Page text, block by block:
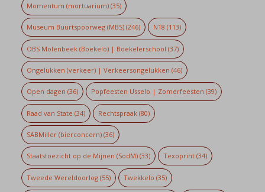
Momentum (mortuarium)(35)
Museum Buurtspoorweg (MBS)(246) N18 (113)
OBS Molenbeek (Boekelo) | Boekelerschool (37)
Ongelukken (verkeer) | Verkeersongelukken (46)
Open dagen (36) Popfeesten Usselo | Zomerfeesten (39)
Raad van State (34) Rechtspraak (80)
SABMiller (bierconcern)(36)
Staatstoezicht op de Mijnen (SodM)(33) Texoprint (34)
Tweede Wereldoorlog(55) Twekkelo (35)